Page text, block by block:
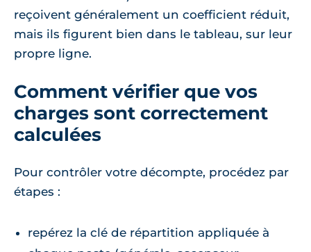
reçoivent généralement un coefficient réduit,
mais ils figurent bien dans le tableau, sur leur
propre ligne.
Comment vérifier que vos
charges sont correctement
calculées
Pour contrôler votre décompte, procédez par
étapes :
repérez la clé de répartition appliquée à